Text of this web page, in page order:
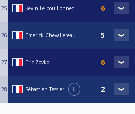
25 Kevin Le bouillonnec
26 Emerick Chevallereau
27 Eric Zovko
28 Sébastien Tessier L